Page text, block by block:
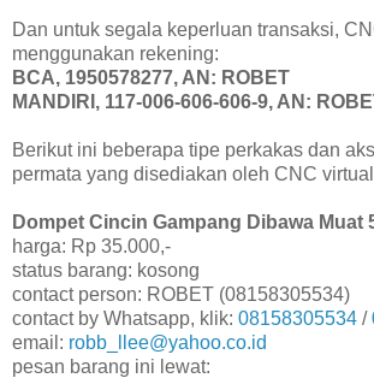
Dan untuk segala keperluan transaksi,
menggunakan rekening:
BCA, 1950578277, AN: ROBET
MANDIRI, 117-006-606-606-9, AN:
Berikut ini beberapa tipe perkakas dan
permata yang disediakan oleh CNC
Dompet Cincin Gampang Dibawa Muat
harga: Rp 35.000,-
status barang: kosong
contact person: ROBET (08158305534)
contact by Whatsapp, klik: 08158305534 /
email: robb_llee@yahoo.co.id
pesan barang ini lewat: